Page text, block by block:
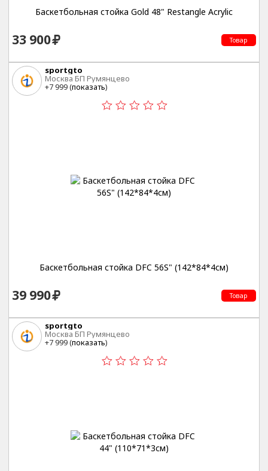
Баскетбольная стойка Gold 48" Restangle Acrylic
33 900 Товар
sportgto
Москва БП Румянцево
+7 999 (показать)
Баскетбольная стойка DFC 56S" (142*84*4см)
39 990 Товар
sportgto
Москва БП Румянцево
+7 999 (показать)